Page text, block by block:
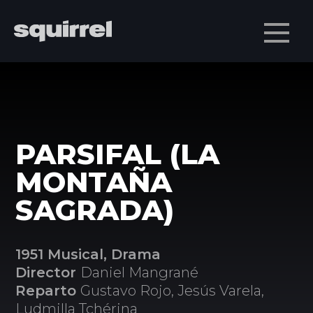
PARSIFAL (LA
MONTAÑA
SAGRADA)
1951 Musical, Drama
Director Daniel Mangrané
Reparto Gustavo Rojo, Jesús Varela,
Ludmilla Tchérina